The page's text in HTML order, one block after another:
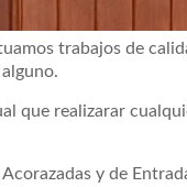
trabajos de
que realizarar
y de